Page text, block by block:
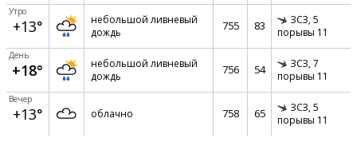
Утро
+13°
небольшой ливневый
дождь
755 83 ЗСЗ, 5
порывы 11
День
+18°
небольшой ливневый
дождь
756 54 ЗСЗ, 7
порывы 11
Вечер
+13° облачно 758 65 ЗСЗ, 5
порывы 11